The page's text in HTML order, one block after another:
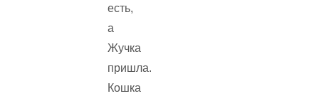
есть,
а
Жучка
пришла.
Кошка